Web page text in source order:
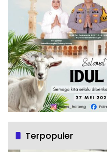
Terpopuler